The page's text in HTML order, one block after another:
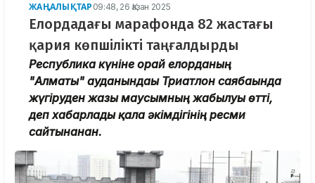
ЖАҢАЛЫҚТАР 09:48, 26 Қазан 2025
Елордадағы марафонда 82 жастағы
қария көпшілікті таңғалдырды
Республика күніне орай елорданың
"Алматы" ауданындағы Триатлон саябағында
жүгіруден жазғы маусымның жабылуы өтті,
деп хабарлады қала әкімдігінің ресми
сайтынанан.